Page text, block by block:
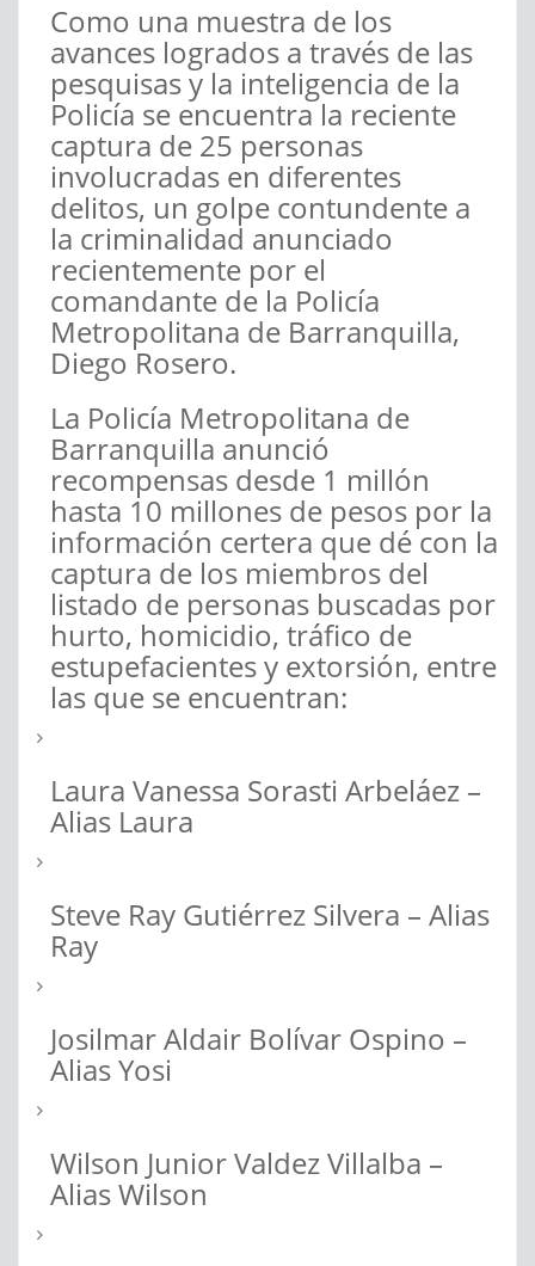
Como una muestra de los
avances logrados a través de las
pesquisas y la inteligencia de la
Policía se encuentra la reciente
captura de 25 personas
involucradas en diferentes
delitos, un golpe contundente a
la criminalidad anunciado
recientemente por el
comandante de la Policía
Metropolitana de Barranquilla,
Diego Rosero.
La Policía Metropolitana de
Barranquilla anunció
recompensas desde 1 millón
hasta 10 millones de pesos por la
información certera que dé con la
captura de los miembros del
listado de personas buscadas por
hurto, homicidio, tráfico de
estupefacientes y extorsión, entre
las que se encuentran:
Laura Vanessa Sorasti Arbeláez –
Alias Laura
Steve Ray Gutiérrez Silvera – Alias
Ray
Josilmar Aldair Bolívar Ospino –
Alias Yosi
Wilson Junior Valdez Villalba –
Alias Wilson